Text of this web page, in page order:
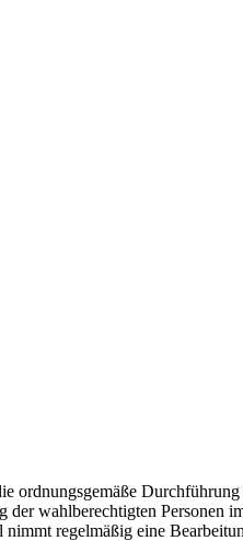
wahlberechtigten Personen
regelmäßig eine